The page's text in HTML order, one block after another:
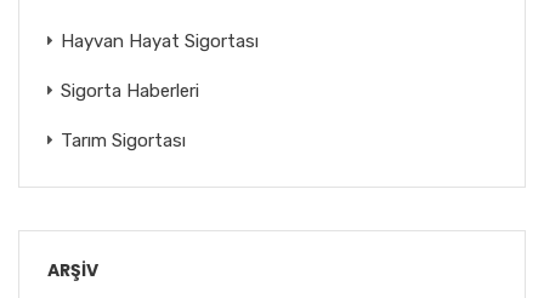
Hayvan Hayat Sigortası
Sigorta Haberleri
Tarım Sigortası
ARŞIV